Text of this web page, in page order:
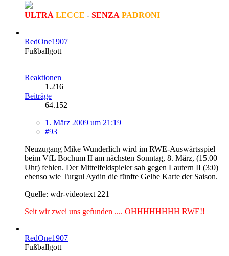
ULTRÀ LECCE - SENZA PADRONI
RedOne1907
Fußballgott
Reaktionen
1.216
Beiträge
64.152
1. März 2009 um 21:19
#93
Neuzugang Mike Wunderlich wird im RWE-Auswärtsspiel
beim VfL Bochum II am nächsten Sonntag, 8. März, (15.00
Uhr) fehlen. Der Mittelfeldspieler sah gegen Lautern II (3:0)
ebenso wie Turgul Aydin die fünfte Gelbe Karte der Saison.
Quelle: wdr-videotext 221
Seit wir zwei uns gefunden .... OHHHHHHHH RWE!!
RedOne1907
Fußballgott